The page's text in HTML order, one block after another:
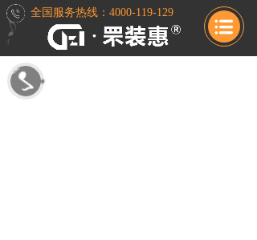
全国服务热线：4000-119-129